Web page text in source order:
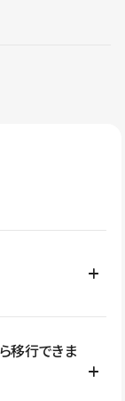
サイト、ブロ
サイト、ポートフ
移行できま